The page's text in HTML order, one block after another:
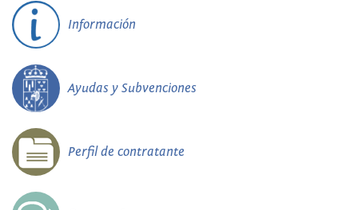
Información
Ayudas y Subvenciones
Perfil de contratante